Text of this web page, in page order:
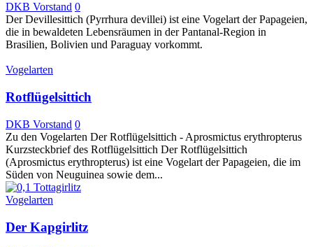
DKB Vorstand 0
Der Devillesittich (Pyrrhura devillei) ist eine Vogelart der Papageien,
die in bewaldeten Lebensräumen in der Pantanal-Region in
Brasilien, Bolivien und Paraguay vorkommt.
Vogelarten
Rotflügelsittich
DKB Vorstand 0
Zu den Vogelarten Der Rotflügelsittich - Aprosmictus erythropterus
Kurzsteckbrief des Rotflügelsittich Der Rotflügelsittich
(Aprosmictus erythropterus) ist eine Vogelart der Papageien, die im
Süden von Neuguinea sowie dem...
Vogelarten
Der Kapgirlitz